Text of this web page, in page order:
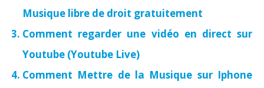
Musique libre de droit gratuitement
Comment regarder une vidéo en direct sur
Youtube (Youtube Live)
Comment Mettre de la Musique sur Iphone